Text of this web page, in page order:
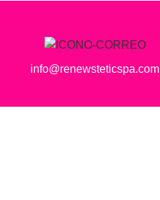
info@renewsteticspa.com